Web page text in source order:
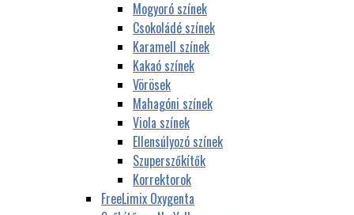
Mogyoró színek
Csokoládé színek
Karamell színek
Kakaó színek
Vörösek
Mahagóni színek
Viola színek
Ellensúlyozó színek
Szuperszőkítők
Korrektorok
FreeLimix Oxygenta